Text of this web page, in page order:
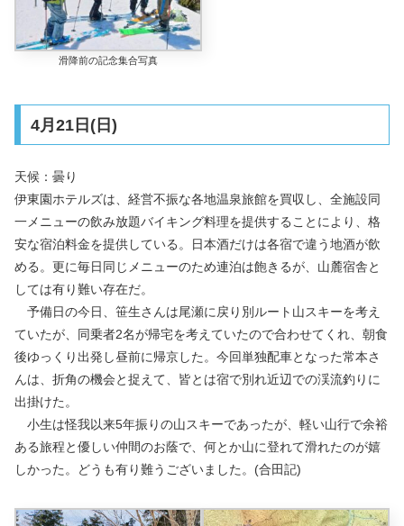
滑降前の記念集合写真
4月21日(日)
天候：曇り
伊東園ホテルズは、経営不振な各地温泉旅館を買収し、全施設同
一メニューの飲み放題バイキング料理を提供することにより、格
安な宿泊料金を提供している。日本酒だけは各宿で違う地酒が飲
める。更に毎日同じメニューのため連泊は飽きるが、山麓宿舎と
しては有り難い存在だ。
予備日の今日、笹生さんは尾瀬に戻り別ルート山スキーを考え
ていたが、同乗者2名が帰宅を考えていたので合わせてくれ、朝食
後ゆっくり出発し昼前に帰京した。今回単独配車となった常本さ
んは、折角の機会と捉えて、皆とは宿で別れ近辺での渓流釣りに
出掛けた。
小生は怪我以来5年振りの山スキーであったが、軽い山行で余裕
ある旅程と優しい仲間のお蔭で、何とか山に登れて滑れたのが嬉
しかった。どうも有り難うございました。(合田記)